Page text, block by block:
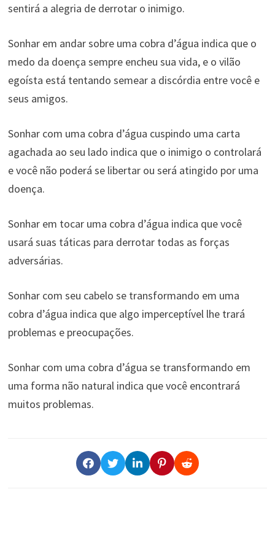
sentirá a alegria de derrotar o inimigo.
Sonhar em andar sobre uma cobra d’água indica que o
medo da doença sempre encheu sua vida, e o vilão
egoísta está tentando semear a discórdia entre você e
seus amigos.
Sonhar com uma cobra d’água cuspindo uma carta
agachada ao seu lado indica que o inimigo o controlará
e você não poderá se libertar ou será atingido por uma
doença.
Sonhar em tocar uma cobra d’água indica que você
usará suas táticas para derrotar todas as forças
adversárias.
Sonhar com seu cabelo se transformando em uma
cobra d’água indica que algo imperceptível lhe trará
problemas e preocupações.
Sonhar com uma cobra d’água se transformando em
uma forma não natural indica que você encontrará
muitos problemas.